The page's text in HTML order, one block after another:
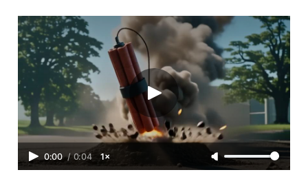
0:00 / 0:04 1×